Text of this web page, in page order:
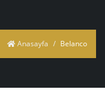
Anasayfa Belanco